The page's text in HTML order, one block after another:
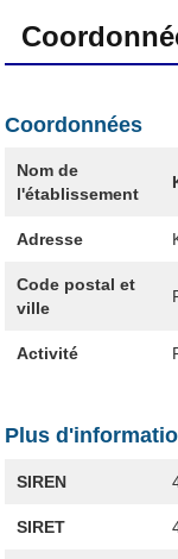
Coordonnées
Nom de
l'établissement
Adresse
Code postal et
ville
Activité
Plus
SIREN
SIRET